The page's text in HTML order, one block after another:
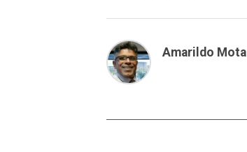
Amarildo Mota